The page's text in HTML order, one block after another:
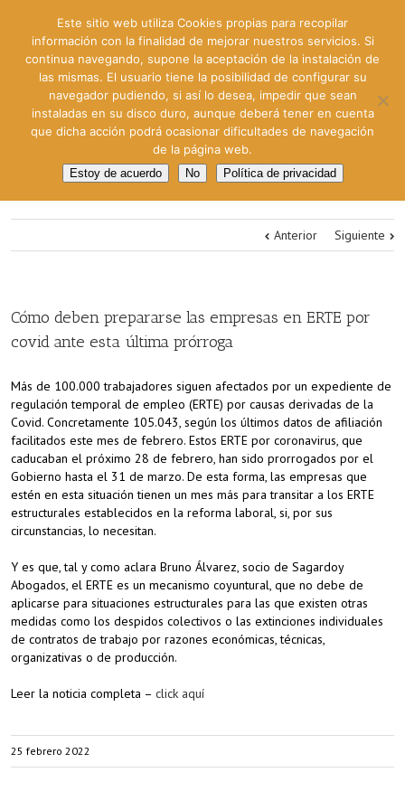
Anterior Siguiente
Cómo deben prepararse las empresas en ERTE por
covid ante esta última prórroga
Más de 100.000 trabajadores siguen afectados por un expediente de
regulación temporal de empleo (ERTE) por causas derivadas de la
Covid. Concretamente 105.043, según los últimos datos de afiliación
facilitados este mes de febrero. Estos ERTE por coronavirus, que
caducaban el próximo 28 de febrero, han sido prorrogados por el
Gobierno hasta el 31 de marzo. De esta forma, las empresas que
estén en esta situación tienen un mes más para transitar a los ERTE
estructurales establecidos en la reforma laboral, si, por sus
circunstancias, lo necesitan.
Y es que, tal y como aclara Bruno Álvarez, socio de Sagardoy
Abogados, el ERTE es un mecanismo coyuntural, que no debe de
aplicarse para situaciones estructurales para las que existen otras
medidas como los despidos colectivos o las extinciones individuales
de contratos de trabajo por razones económicas, técnicas,
organizativas o de producción.
Leer la noticia completa – click aquí
25 febrero 2022
Este sitio web utiliza Cookies propias para recopilar
información con la finalidad de mejorar nuestros servicios. Si
continua navegando, supone la aceptación de la instalación de
las mismas. El usuario tiene la posibilidad de configurar su
navegador pudiendo, si así lo desea, impedir que sean
instaladas en su disco duro, aunque deberá tener en cuenta
que dicha acción podrá ocasionar dificultades de navegación
de la página web.
Estoy de acuerdo No Política de privacidad